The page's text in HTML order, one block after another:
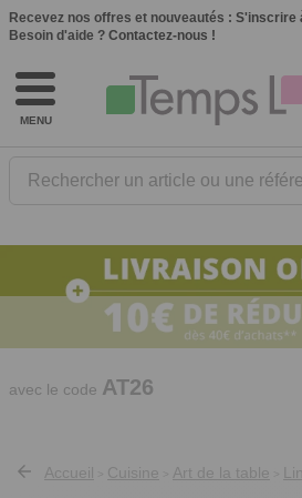
Recevez nos offres et nouveautés : S'inscrire
Besoin d'aide ? Contactez-nous !
MENU
Rechercher un article ou une
10€ de réduction dès 40€ d'achat. Offre
valable du 03/08/2026 au 12/08/2026.
avec le code AT26
Accueil Cuisine Art de la table